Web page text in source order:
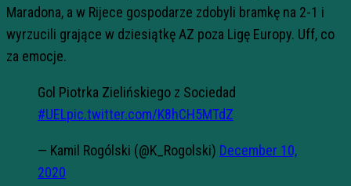
Maradona, a w Rijece gospodarze zdobyli bramkę na 2-1 i
wyrzucili grające w dziesiątkę AZ poza Ligę Europy. Uff, co
za emocje.
Gol Piotrka Zielińskiego z Sociedad
#UELpic.twitter.com/K8hCH5MTdZ
— Kamil Rogólski (@K_Rogolski) December 10,
2020